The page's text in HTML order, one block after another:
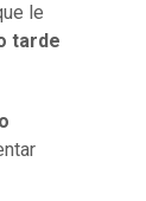
le
tarde